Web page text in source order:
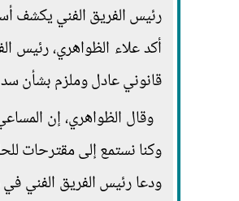
رئيس الفريق الفني يكشف
أكد علاء الظواهري، رئيس
قانوني عادل وملزم بشأن
وقال الظواهري، إن
وكنا نستمع إلى مقترحات
ودعا رئيس الفريق الفني